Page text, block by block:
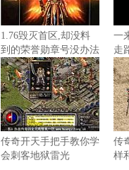
1.76毁灭首区,却没料
到的荣誉勋章号没办法
一
走
传奇开天手把手教你学
会刺客地狱雷光
传
样